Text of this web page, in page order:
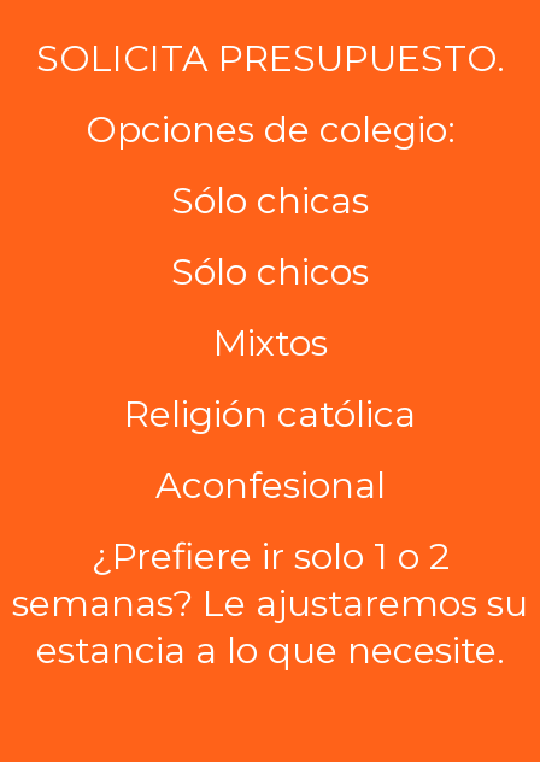
SOLICITA PRESUPUESTO.
Opciones de colegio:
Sólo chicas
Sólo chicos
Mixtos
Religión católica
Aconfesional
¿Prefiere ir solo 1 o 2
semanas? Le ajustaremos su
estancia a lo que necesite.